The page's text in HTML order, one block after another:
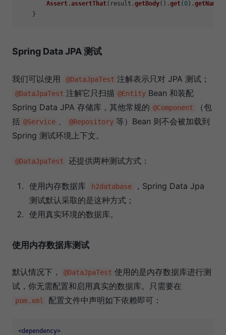
Assert .assertThat(result.getBody().get( 0).getName
Spring Data JPA 测试
我们可以使用 @DataJpaTest 注解表示只对 JPA 测试；
@DataJpaTest 注解它只扫描 @Entity Bean 和装配
Spring Data JPA 存储库，其他常规的 @Component
（包
括 @Service @Repository 等）Bean 则不会被加载到
Spring 测试环境上下文。
@DataJpaTest 还提供两种测试方式：
使用内存数据库 h2database
，Spring Data Jpa
测试默认采取的是这种方式；
使用真实环境的数据库。
使用内存数据库测试
默认情况下， @DataJpaTest 使用的是内存数据库进行测
试，你无需配置和启用真实的数据库。只需要在
pom.xml 配置文件中声明如下依赖即可：
<dependency>